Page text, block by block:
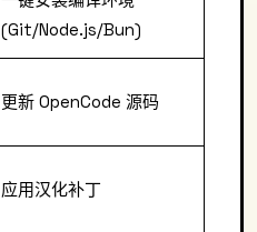
(Git/Node.js/Bun)
更新 OpenCode 源码
应用汉化补丁